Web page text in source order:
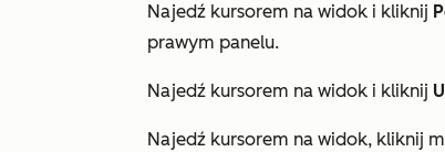
Najedź kursorem na widok i kliknij
prawym panelu.
Najedź kursorem na widok i kliknij
Najedź kursorem na widok, kliknij